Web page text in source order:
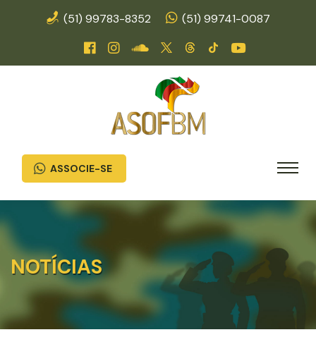
(51) 99783-8352 (51) 99741-0087
ASSOCIE-SE
NOTÍCIAS